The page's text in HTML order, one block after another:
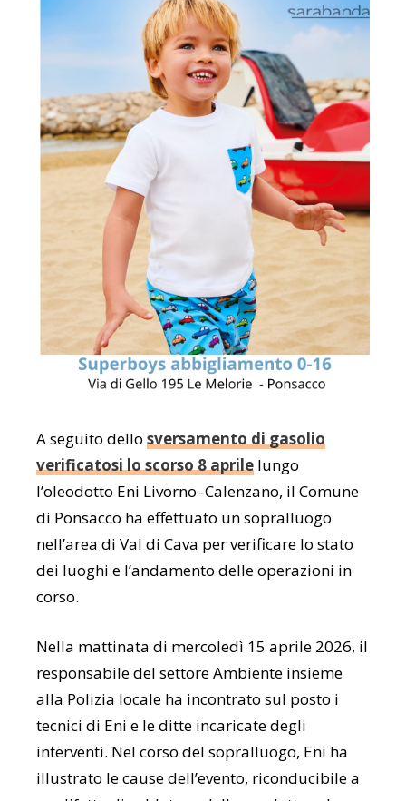
A seguito dello sversamento di gasolio
verificatosi lo scorso 8 aprile lungo
l’oleodotto Eni Livorno–Calenzano, il Comune
di Ponsacco ha effettuato un sopralluogo
nell’area di Val di Cava per verificare lo stato
dei luoghi e l’andamento delle operazioni in
corso.
Nella mattinata di mercoledì 15 aprile 2026, il
responsabile del settore Ambiente insieme
alla Polizia locale ha incontrato sul posto i
tecnici di Eni e le ditte incaricate degli
interventi. Nel corso del sopralluogo, Eni ha
illustrato le cause dell’evento, riconducibile a